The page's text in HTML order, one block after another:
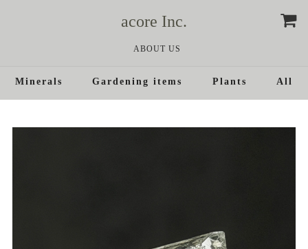
acore Inc.
ABOUT US
Minerals Gardening items Plants All